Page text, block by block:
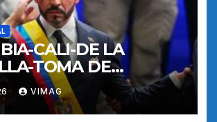
CALI-DE LA
TOMA DE
VIMAG